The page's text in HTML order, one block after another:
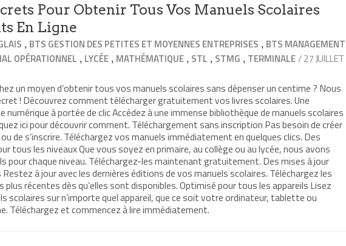
Pour Obtenir Tous Vos Manuels Scolaires
En Ligne
, BTS GESTION DES PETITES ET MOYENNES ENTREPRISES , BTS MANAGEMENT
OPÉRATIONNEL , LYCÉE , MATHÉMATIQUE , STL , STMG , TERMINALE/ 27 JUILLET
un moyen d’obtenir tous vos manuels scolaires sans dépenser un centime ? Nous
! Découvrez comment télécharger gratuitement vos livres scolaires. Une
numérique à portée de clic Accédez à une immense bibliothèque de manuels scolaires
ici pour découvrir comment. Téléchargement sans inscription Pas besoin de créer
de s’inscrire. Téléchargez vos manuels immédiatement en quelques clics. Des
tous les niveaux Que vous soyez en primaire, au collège ou au lycée, nous avons
pour chaque niveau. Téléchargez-les maintenant gratuitement. Des mises à jour
à jour avec les dernières éditions de vos manuels scolaires. Téléchargez les
plus récentes dès qu’elles sont disponibles. Optimisé pour tous les appareils Lisez
scolaires sur n’importe quel appareil, que ce soit votre ordinateur, tablette ou
Téléchargez et commencez à lire immédiatement.